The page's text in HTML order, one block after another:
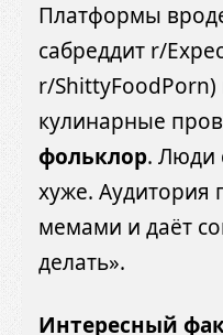
Платформы
сабреддит r/
r/ShittyFoodPorn)
кулинарные
фольклор. Люди
хуже. Аудитория
мемами и даёт
делать».
Интересный